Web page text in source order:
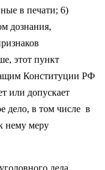
в печати; 6)
дознания,
этот пункт
Конституции РФ
или допускает
дело, в том числе в
нему меру